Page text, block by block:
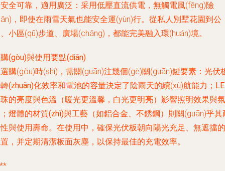
安全可靠，適用廣泛 ：采用低壓直流供電，無觸電風(fēng)險
，即使在雨雪天氣也能安全運(yùn)行。從私人別墅花園到公
小區(qū)步道、廣場(chǎng)，都能完美融入環(huán)境。
(gòu)與使用要點(diǎn)
購(gòu)時(shí)，需關(guān)注幾個(gè)關(guān)鍵要素： 光伏
(zhuǎn)化效率和電池的容量決定了陰雨天的續(xù)航能力；
的亮度與色溫
（暖光更溫馨，白光更明亮）影響照明效果與氛
燈體的材質(zhì)與工藝 （如鋁合金、不銹鋼）則關(guān)乎其
與使用壽命。在使用中，確保光伏板朝向陽光充足、無遮擋的
，并定期清潔板面灰塵，以保持最佳的充電效率。